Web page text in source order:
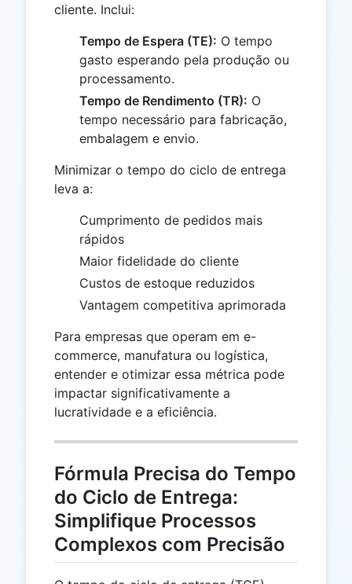
cliente. Inclui:
Tempo de Espera (TE): O tempo
gasto esperando pela produção ou
processamento.
Tempo de Rendimento (TR): O
tempo necessário para fabricação,
embalagem e envio.
Minimizar o tempo do ciclo de entrega
leva a:
Cumprimento de pedidos mais
rápidos
Maior fidelidade do cliente
Custos de estoque reduzidos
Vantagem competitiva aprimorada
Para empresas que operam em e-
commerce, manufatura ou logística,
entender e otimizar essa métrica pode
impactar significativamente a
lucratividade e a eficiência.
Fórmula Precisa do Tempo
do Ciclo de Entrega:
Simplifique Processos
Complexos com Precisão